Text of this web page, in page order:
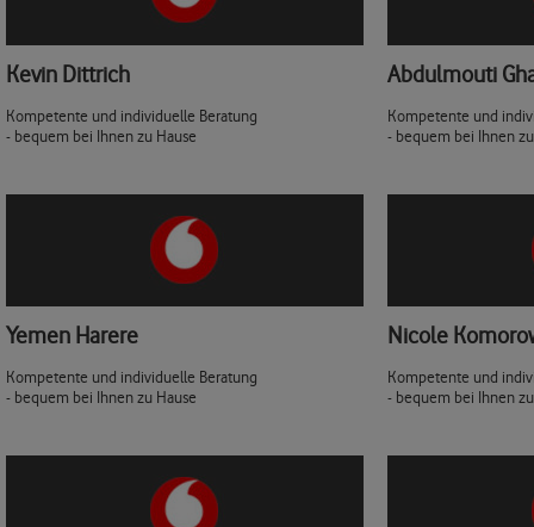
Kevin Dittrich
Kompetente und individuelle Beratung
- bequem bei Ihnen zu Hause
Abdulmouti
Kompetente und
- bequem bei Ihnen
Yemen Harere
Kompetente und individuelle Beratung
- bequem bei Ihnen zu Hause
Nicole
Kompetente und
- bequem bei Ihnen